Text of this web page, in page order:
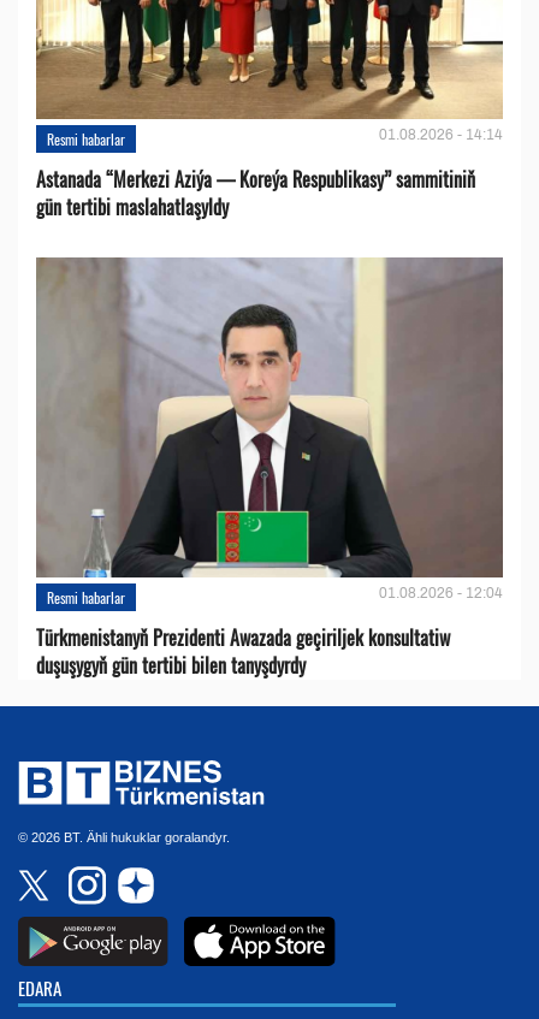
Resmi habarlar 01.08.2026 - 14:14
Astanada “Merkezi Aziýa — Koreýa Respublikasy” sammitiniň
gün tertibi maslahatlaşyldy
Resmi habarlar 01.08.2026 - 12:04
Türkmenistanyň Prezidenti Awazada geçiriljek konsultatiw
duşuşygyň gün tertibi bilen tanyşdyrdy
© 2026 BT. Ähli hukuklar goralandyr.
EDARA